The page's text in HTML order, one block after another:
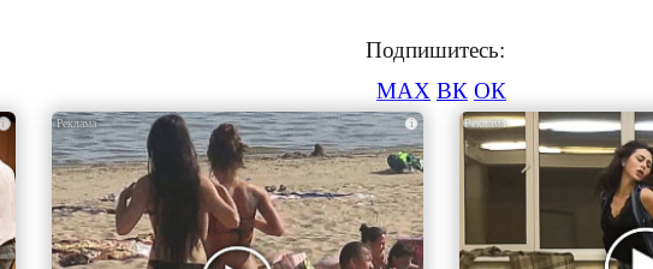
Подпишитесь:
MAX ВК ОК
i i